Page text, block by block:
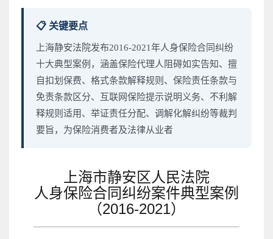
📋 关键要点
上海静安法院发布2016-2021年人身保险合同纠纷
十大典型案例，涵盖保险代理人阻碍如实告知、擅
自扣划保费、格式条款解释规则、保险责任条款与
免责条款区分、互联网保险提示说明义务、不利解
释规则适用、举证责任分配、调解化解纠纷等裁判
要旨，为保险消费者及法律从业者
上海市静安区人民法院
人身保险合同纠纷案件典型案例
（2016-2021）